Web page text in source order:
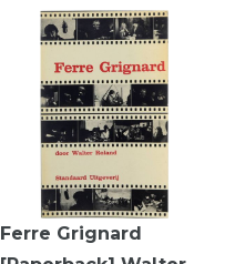
Ferre Grignard